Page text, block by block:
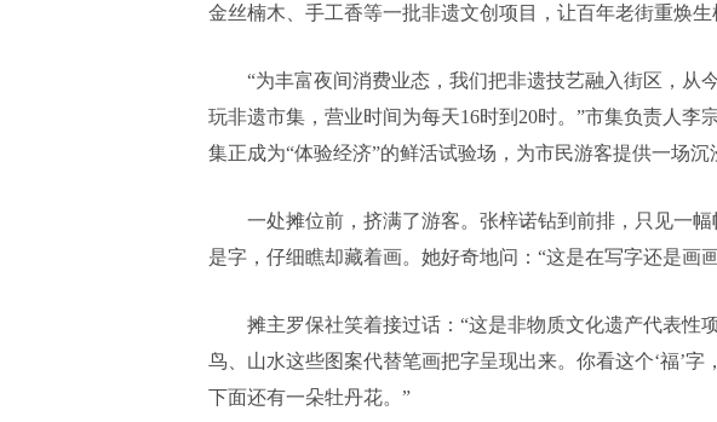
金丝楠木、手工香等一批非遗文创项目，让百年老街重焕生
“为丰富夜间消费业态，我们把非遗技艺融入街区，从
玩非遗市集，营业时间为每天16时到20时。”市集负责人李
集正成为“体验经济”的鲜活试验场，为市民游客提供一场沉
一处摊位前，挤满了游客。张梓诺钻到前排，只见一
是字，仔细瞧却藏着画。她好奇地问：“这是在写字还是画
摊主罗保社笑着接过话：“这是非物质文化遗产代表性
鸟、山水这些图案代替笔画把字呈现出来。你看这个‘福’字
下面还有一朵牡丹花。”